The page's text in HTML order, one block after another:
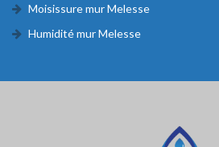
Moisissure mur Melesse
Humidité mur Melesse